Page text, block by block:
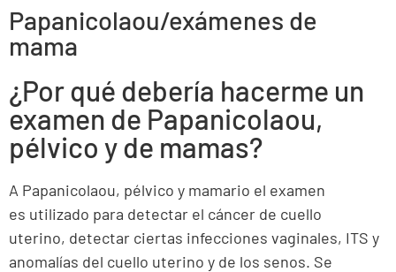
Papanicolaou/exámenes de
mama
¿Por qué debería hacerme un
examen de Papanicolaou,
pélvico y de mamas?
A Papanicolaou, pélvico y mamario el examen
es utilizado para detectar el cáncer de cuello
uterino, detectar ciertas infecciones vaginales, ITS y
anomalías del cuello uterino y de los senos. Se